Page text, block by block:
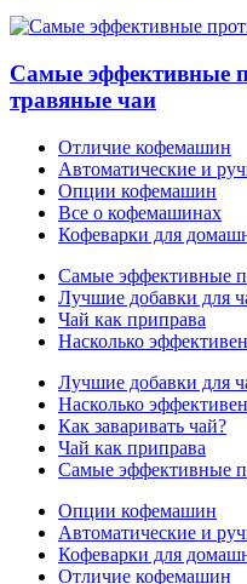
Самые эффективные
травяные чаи
Отличие кофемашин
Автоматические и
Опции кофемашин
Все о кофемашинах
Кофеварки для
Самые эффективные
Лучшие добавки для
Чай как приправа
Насколько
Лучшие добавки для
Насколько
Как заваривать чай?
Чай как приправа
Самые эффективные
Опции кофемашин
Автоматические и
Кофеварки для
Отличие кофемашин